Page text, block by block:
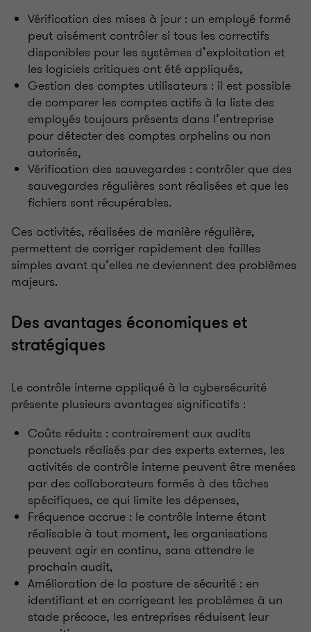
Vérification des mises à jour : un employé formé
peut aisément contrôler si tous les correctifs
disponibles pour les systèmes d’exploitation et
les logiciels critiques ont été appliqués,
Gestion des comptes utilisateurs : il est possible
de comparer les comptes actifs à la liste des
employés toujours présents dans l’entreprise
pour détecter des comptes orphelins ou non
autorisés,
Vérification des sauvegardes : contrôler que des
sauvegardes régulières sont réalisées et que les
fichiers sont récupérables.
Ces activités, réalisées de manière régulière,
permettent de corriger rapidement des failles
simples avant qu’elles ne deviennent des problèmes
majeurs.
Des avantages économiques et
stratégiques
Le contrôle interne appliqué à la cybersécurité
présente plusieurs avantages significatifs :
Coûts réduits : contrairement aux audits
ponctuels réalisés par des experts externes, les
activités de contrôle interne peuvent être menées
par des collaborateurs formés à des tâches
spécifiques, ce qui limite les dépenses,
Fréquence accrue : le contrôle interne étant
réalisable à tout moment, les organisations
peuvent agir en continu, sans attendre le
prochain audit,
Amélioration de la posture de sécurité : en
identifiant et en corrigeant les problèmes à un
stade précoce, les entreprises réduisent leur